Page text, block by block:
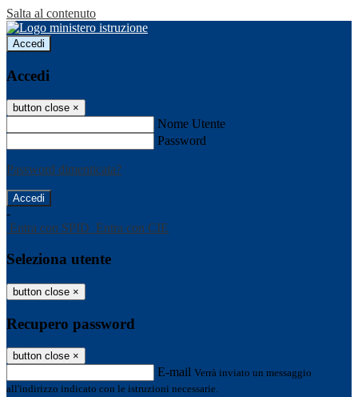
Salta al contenuto
Accedi
Accedi
button close ×
Nome Utente
Password
Password dimenticata?
-
Entra con SPID Entra con CIE
Seleziona utente
button close ×
Recupero password
button close ×
E-mail Verrà inviato un messaggio
all'indirizzo indicato con le istruzioni necessarie.